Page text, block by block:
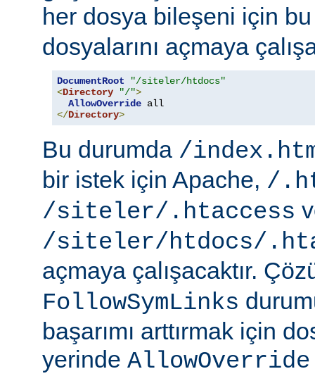
her dosya bileşeni için
dosyalarını açmaya
DocumentRoot
"/siteler/htdocs"
<Directory "/">
AllowOverride
</Directory>
Bu durumda /
bir istek için Apache, /
/siteler/.htaccess
/siteler/htdocs/
açmaya çalışacaktır.
FollowSymLinks
başarımı arttırmak için
yerinde AllowOverride